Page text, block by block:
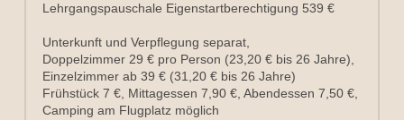
Lehrgangspauschale Eigenstartberechtigung 539 €
Unterkunft und Verpflegung separat,
Doppelzimmer 29 € pro Person (23,20 € bis 26 Jahre),
Einzelzimmer ab 39 € (31,20 € bis 26 Jahre)
Frühstück 7 €, Mittagessen 7,90 €, Abendessen 7,50 €,
Camping am Flugplatz möglich